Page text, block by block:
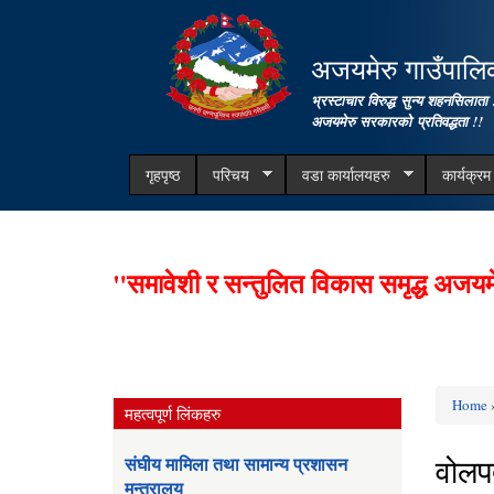
अजयमेरु
भ्रस्टाचार विरुद्ध सुन्य शहनसिलाता
अजयमेरु सरकारको प्रतिवद्धता !!
गृहपृष्ठ परिचय वडा कार्यालयहरु
"समावेशी र सन्तुलित विकास समृद्ध
महत्वपूर्ण लिंकहरु
संघीय मामिला तथा सामान्य प्रशासन
मन्त्रालय
You
Home